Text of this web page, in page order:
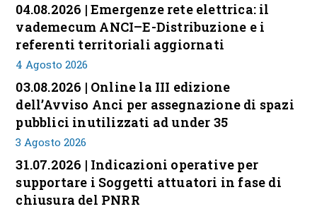
04.08.2026 | Emergenze rete elettrica: il
vademecum ANCI–E-Distribuzione e i
referenti territoriali aggiornati
4 Agosto 2026
03.08.2026 | Online la III edizione
dell’Avviso Anci per assegnazione di spazi
pubblici inutilizzati ad under 35
3 Agosto 2026
31.07.2026 | Indicazioni operative per
supportare i Soggetti attuatori in fase di
chiusura del PNRR